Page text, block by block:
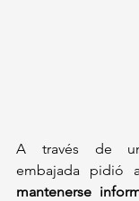
A través de
mantenerse